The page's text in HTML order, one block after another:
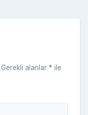
Gerekli alanlar * ile